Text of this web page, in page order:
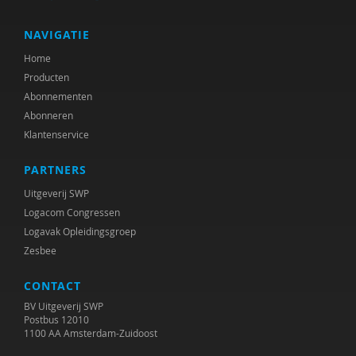
Karin Besjes-de Bock
Gert Biesta
Annerieke Boland
Freddy Bonnu
Gerrit Breeuwsma
Helma Brouwers
R.A.R. Bullens
Anja Bunthof
Goos Cardol
NAVIGATIE
Home
Producten
Abonnementen
Abonneren
Klantenservice
PARTNERS
Uitgeverij SWP
Logacom Congressen
Logavak Opleidingsgroep
Zesbee
CONTACT
BV Uitgeverij SWP
Postbus 12010
1100 AA Amsterdam-Zuidoost